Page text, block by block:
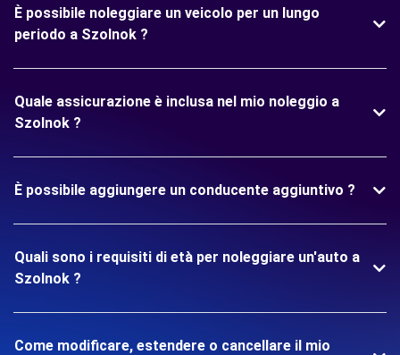
È possibile noleggiare un veicolo per un lungo
periodo a Szolnok ?
Quale assicurazione è inclusa nel mio noleggio a
Szolnok ?
È possibile aggiungere un conducente aggiuntivo ?
Quali sono i requisiti di età per noleggiare un'auto a
Szolnok ?
Come modificare, estendere o cancellare il mio